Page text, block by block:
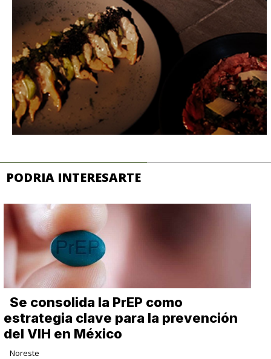
PODRIA INTERESARTE
Se consolida la PrEP como
estrategia clave para la prevención
del VIH en México
Noreste